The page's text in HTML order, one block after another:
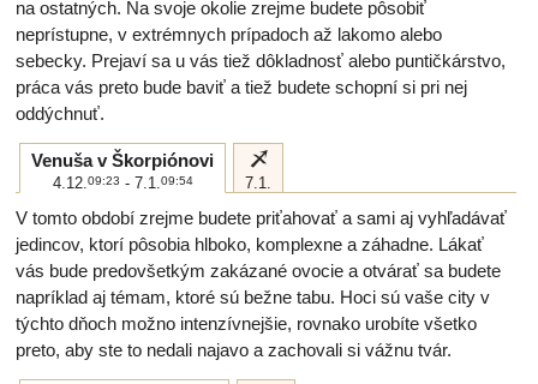
na ostatných. Na svoje okolie zrejme budete pôsobiť
neprístupne, v extrémnych prípadoch až lakomo alebo
sebecky. Prejaví sa u vás tiež dôkladnosť alebo puntičkárstvo,
práca vás preto bude baviť a tiež budete schopní si pri nej
oddýchnuť.
Venuša v Škorpiónovi
4.12.09:23 - 7.1.09:54
i
7.1.
V tomto období zrejme budete priťahovať a sami aj vyhľadávať
jedincov, ktorí pôsobia hlboko, komplexne a záhadne. Lákať
vás bude predovšetkým zakázané ovocie a otvárať sa budete
napríklad aj témam, ktoré sú bežne tabu. Hoci sú vaše city v
týchto dňoch možno intenzívnejšie, rovnako urobíte všetko
preto, aby ste to nedali najavo a zachovali si vážnu tvár.